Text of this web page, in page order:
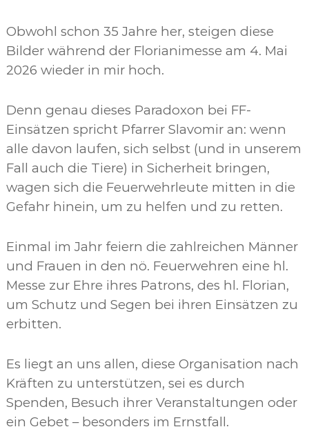
Obwohl schon 35 Jahre her, steigen diese
Bilder während der Florianimesse am 4. Mai
2026 wieder in mir hoch.
Denn genau dieses Paradoxon bei FF-
Einsätzen spricht Pfarrer Slavomir an: wenn
alle davon laufen, sich selbst (und in unserem
Fall auch die Tiere) in Sicherheit bringen,
wagen sich die Feuerwehrleute mitten in die
Gefahr hinein, um zu helfen und zu retten.
Einmal im Jahr feiern die zahlreichen Männer
und Frauen in den nö. Feuerwehren eine hl.
Messe zur Ehre ihres Patrons, des hl. Florian,
um Schutz und Segen bei ihren Einsätzen zu
erbitten.
Es liegt an uns allen, diese Organisation nach
Kräften zu unterstützen, sei es durch
Spenden, Besuch ihrer Veranstaltungen oder
ein Gebet – besonders im Ernstfall.